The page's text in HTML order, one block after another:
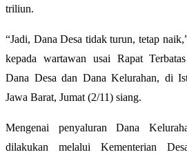
triliun.
“Jadi, Dana Desa tidak turun, tetap
kepada wartawan usai Rapat
Dana Desa dan Dana Kelurahan, di
Jawa Barat, Jumat (2/11) siang.
Mengenai penyaluran Dana
dilakukan melalui Kementerian